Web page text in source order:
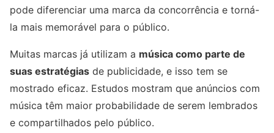
pode diferenciar uma marca da concorrência e torná-
la mais memorável para o público.
Muitas marcas já utilizam a música como parte de
suas estratégias de publicidade, e isso tem se
mostrado eficaz. Estudos mostram que anúncios com
música têm maior probabilidade de serem lembrados
e compartilhados pelo público.